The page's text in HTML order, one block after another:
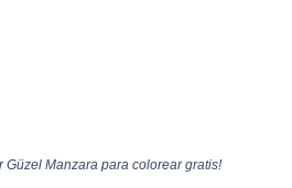
Güzel Manzara para colorear gratis!